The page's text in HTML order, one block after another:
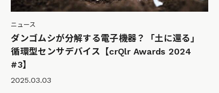
ニュース
ダンゴムシが分解する電子機器？「土に還る」
循環型センサデバイス【crQlr Awards 2024
#3】
2025.03.03